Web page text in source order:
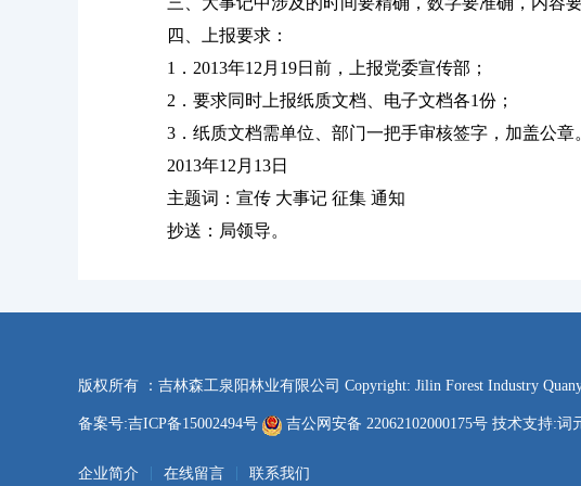
四、上报要求：
1．2013年12月19日前，上报党委宣传部；
2．要求同时上报纸质文档、电子文档各1份；
3．纸质文档需单位、部门一把手审核签字，加盖公章
2013年12月13日
主题词：宣传 大事记 征集 通知
抄送：局领导。
版权所有 ：吉林森工泉阳林业有限公司 Copyright: Jilin Forest Industry
备案号:吉ICP备15002494号 吉公网安备 22062102000175号 技术支持:词
企业简介 在线留言 联系我们